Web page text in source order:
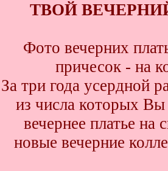
ТВОЙ
Фото вечерних
причесок - на
За три года усердной
из числа которых Вы
вечернее платье на
новые вечерние